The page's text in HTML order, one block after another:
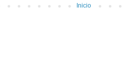
Inicio